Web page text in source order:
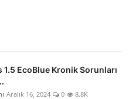
1.5 EcoBlue Kronik Sorunları
Aralık 16, 2024 0 8.8K